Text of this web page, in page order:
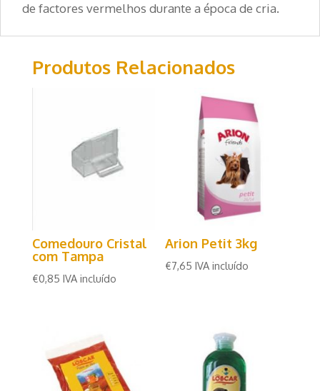
de factores vermelhos durante a época de cria.
Produtos Relacionados
Comedouro Cristal
com Tampa
€0,85 IVA incluído
Arion Petit 3kg
€7,65 IVA incluído